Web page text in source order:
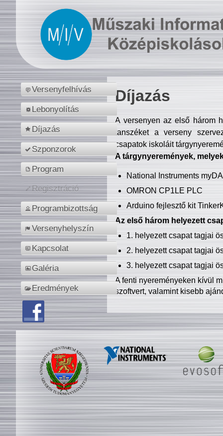
Versenyfelhívás
Lebonyolítás
Díjazás
Szponzorok
Program
Regisztráció
Programbizottság
Versenyhelyszín
Kapcsolat
Galéria
Eredmények
Díjazás
A versenyen az első három
tanszéket a verseny
csapatok iskoláit
A tárgynyeremények,
National Instruments
OMRON CP1LE PLC
Arduino fejlesztő kit
Az első három helyezett
1. helyezett csapat tagjai
2. helyezett csapat tagjai
3. helyezett csapat tagjai
A fenti nyereményeken kívül
szoftvert, valamint kisebb